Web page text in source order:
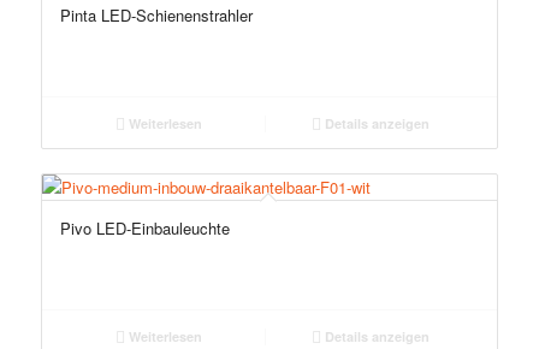
Pinta LED-Schienenstrahler
Weiterlesen Details anzeigen
Pivo LED-Einbauleuchte
Weiterlesen Details anzeigen